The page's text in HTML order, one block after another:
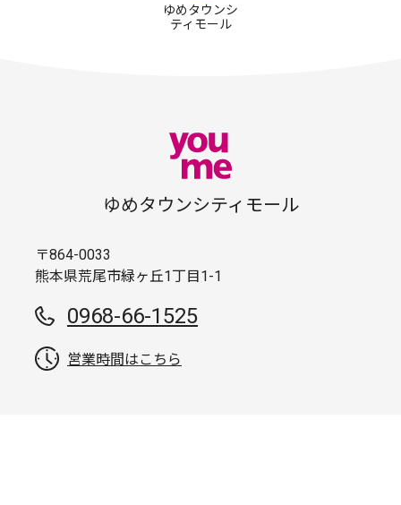
ゆめタウンシ
ティモール
ゆめタウンシティモール
〒864-0033
熊本県荒尾市緑ヶ丘1丁目1-1
0968-66-1525
営業時間はこちら